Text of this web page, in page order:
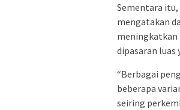
Sementara itu,
mengatakan
meningkatkan
dipasaran luas
“Berbagai
beberapa
seiring